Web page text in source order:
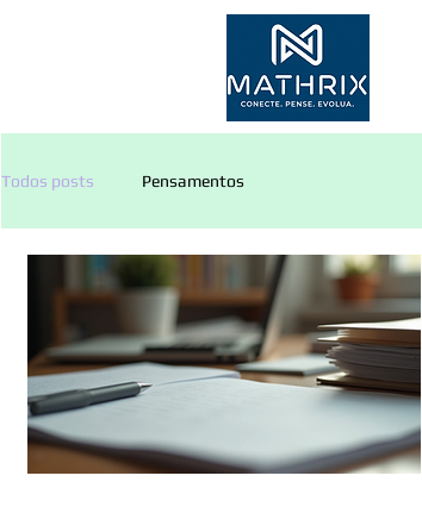
Todos posts Pensamentos